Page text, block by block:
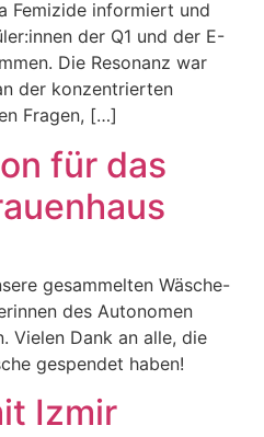
Femizide informiert und
der Q1 und der E-
Die Resonanz war
der konzentrierten
Fragen, […]
für das
gesammelten Wäsche-
des Autonomen
Vielen Dank an alle, die
gespendet haben!
Izmir